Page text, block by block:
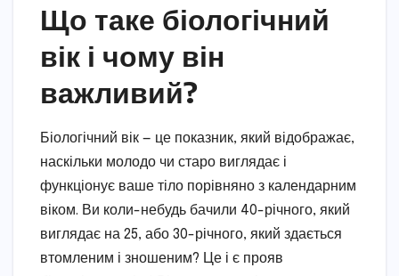
Що таке біологічний
вік і чому він
важливий?
Біологічний вік — це показник, який відображає,
наскільки молодо чи старо виглядає і
функціонує ваше тіло порівняно з календарним
віком. Ви коли-небудь бачили 40-річного, який
виглядає на 25, або 30-річного, який здається
втомленим і зношеним? Це і є прояв